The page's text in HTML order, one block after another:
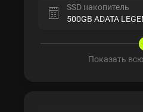
SSD накопитель
500GB ADATA
Показать